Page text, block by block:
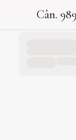
Cân.